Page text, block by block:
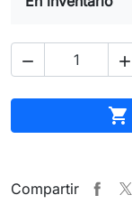
 

Compartir